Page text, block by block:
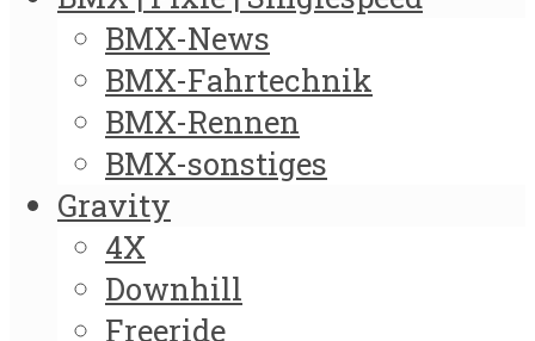
BMX-News
BMX-Fahrtechnik
BMX-Rennen
BMX-sonstiges
Gravity
4X
Downhill
Freeride